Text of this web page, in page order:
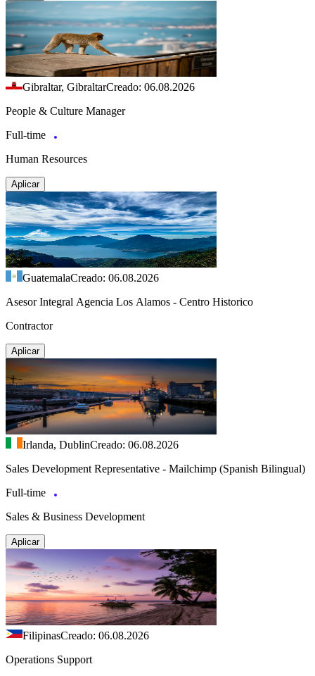
Gibraltar, GibraltarCreado: 06.08.2026
People & Culture Manager
Full-time
Human Resources
Aplicar
GuatemalaCreado: 06.08.2026
Asesor Integral Agencia Los Alamos - Centro Historico
Contractor
Aplicar
Irlanda, DublinCreado: 06.08.2026
Sales Development Representative - Mailchimp (Spanish Bilingual)
Full-time
Sales & Business Development
Aplicar
FilipinasCreado: 06.08.2026
Operations Support